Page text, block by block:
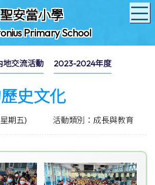
聖安當小學
Primary School
地交流活動 2023-2024年度
史文化
期五) 活動類別：成長與教育